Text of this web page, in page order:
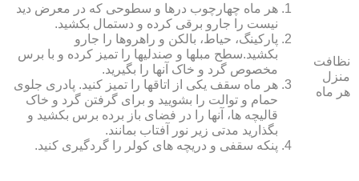
نظافت
منزل
هر ماه
هر ماه چهارچوب درها و سطوحی که در معرض دید
نیست را جارو برقی کرده و دستمال بکشید.
پارکینگ، حیاط، بالکن و راهروها را جارو
بکشید.سطح مبل‏ها و صندلی‏ها را تمیز کرده و با برس
مخصوص گرد و خاک آنها را بگیرید.
هر ماه سقف یکی از اتاق‏ها را تمیز کنید. پادری جلوی
حمام و توالت را بشویید و برای گرفتن گرد و خاک
قالیچه‏ ها، آنها را در فضای باز برده برس بکشید و
بگذارید مدتی زیر نور آفتاب بمانند.
پنکه سقفی و دریچه‏ های کولر را گردگیری کنید.